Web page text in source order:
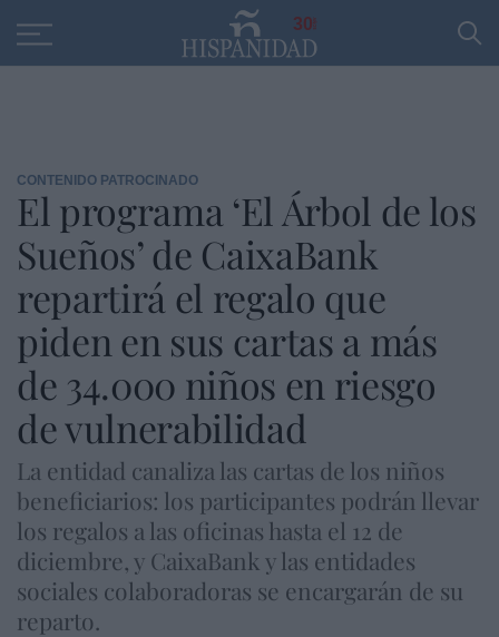
30
CONTENIDO PATROCINADO
El programa ‘El Árbol de los
Sueños’ de CaixaBank
repartirá el regalo que
piden en sus cartas a más
de 34.000 niños en riesgo
de vulnerabilidad
La entidad canaliza las cartas de los niños
beneficiarios: los participantes podrán llevar
los regalos a las oficinas hasta el 12 de
diciembre, y CaixaBank y las entidades
sociales colaboradoras se encargarán de su
reparto.